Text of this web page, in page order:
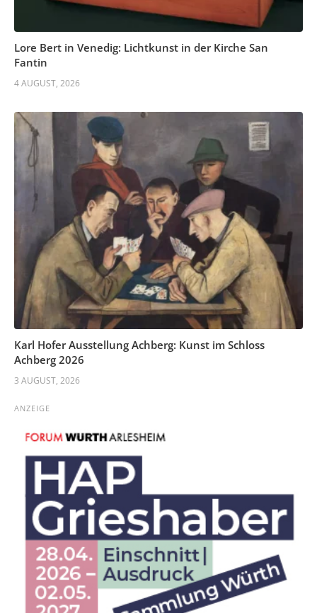
Lore Bert in Venedig: Lichtkunst in der Kirche San
Fantin
4 AUGUST, 2026
Karl Hofer Ausstellung Achberg: Kunst im Schloss
Achberg 2026
3 AUGUST, 2026
ANZEIGE